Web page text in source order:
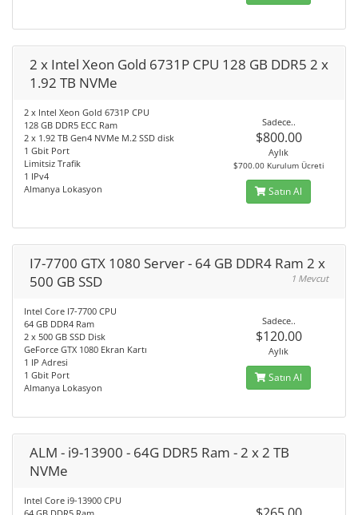
2 x Intel Xeon Gold 6731P CPU 128 GB DDR5 2 x
1.92 TB NVMe
2 x Intel Xeon Gold 6731P CPU
128 GB DDR5 ECC Ram
2 x 1.92 TB Gen4 NVMe M.2 SSD disk
1 Gbit Port
Limitsiz Trafik
1 IPv4
Almanya Lokasyon
Sadece..
$800.00
Aylık
$700.00 Kurulum Ücreti
Satın Al
I7-7700 GTX 1080 Server - 64 GB DDR4 Ram 2 x
500 GB SSD
1 Mevcut
Intel Core I7-7700 CPU
64 GB DDR4 Ram
2 x 500 GB SSD Disk
GeForce GTX 1080 Ekran Kartı
1 IP Adresi
1 Gbit Port
Almanya Lokasyon
Sadece..
$120.00
Aylık
Satın Al
ALM - i9-13900 - 64G DDR5 Ram - 2 x 2 TB
NVMe
Intel Core i9-13900 CPU